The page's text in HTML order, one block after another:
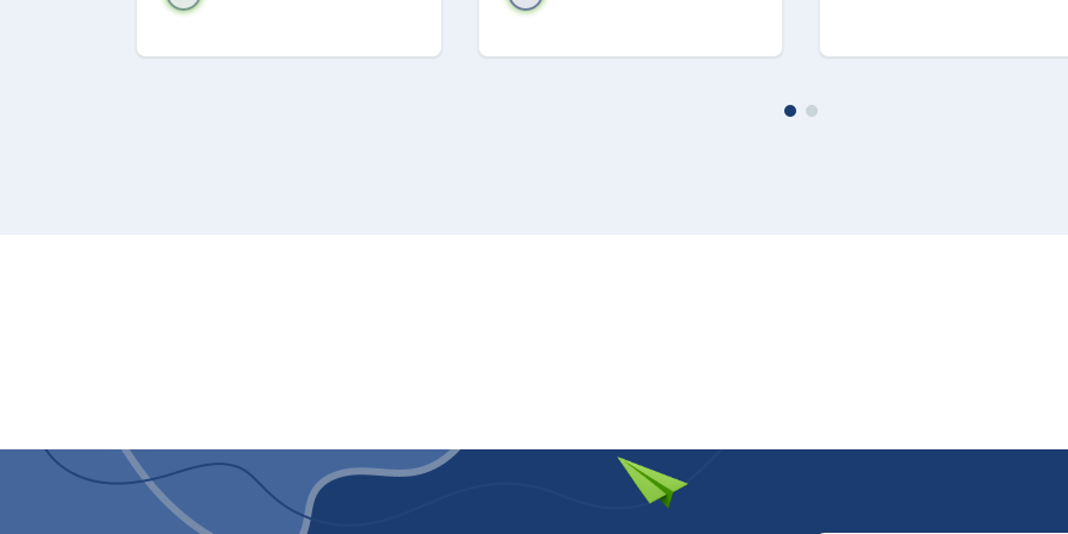
Sistema di riciclo della condensa: Si
Motorised louvres: Si